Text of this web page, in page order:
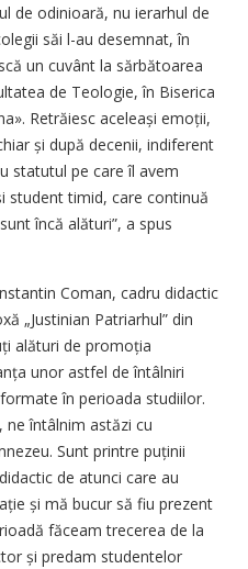
de odinioară, nu ierarhul de
săi l-au desemnat, în
un cuvânt la sărbătoarea
de Teologie, în Biserica
Retrăiesc aceleași emoții,
și după decenii, indiferent
statutul pe care îl avem
student timid, care continuă
încă alături”, a spus
Coman, cadru didactic
„Justinian Patriarhul” din
alături de promoția
unor astfel de întâlniri
în perioada studiilor.
ne întâlnim astăzi cu
Sunt printre puținii
de atunci care au
și mă bucur să fiu prezent
făceam trecerea de la
și predam studentelor